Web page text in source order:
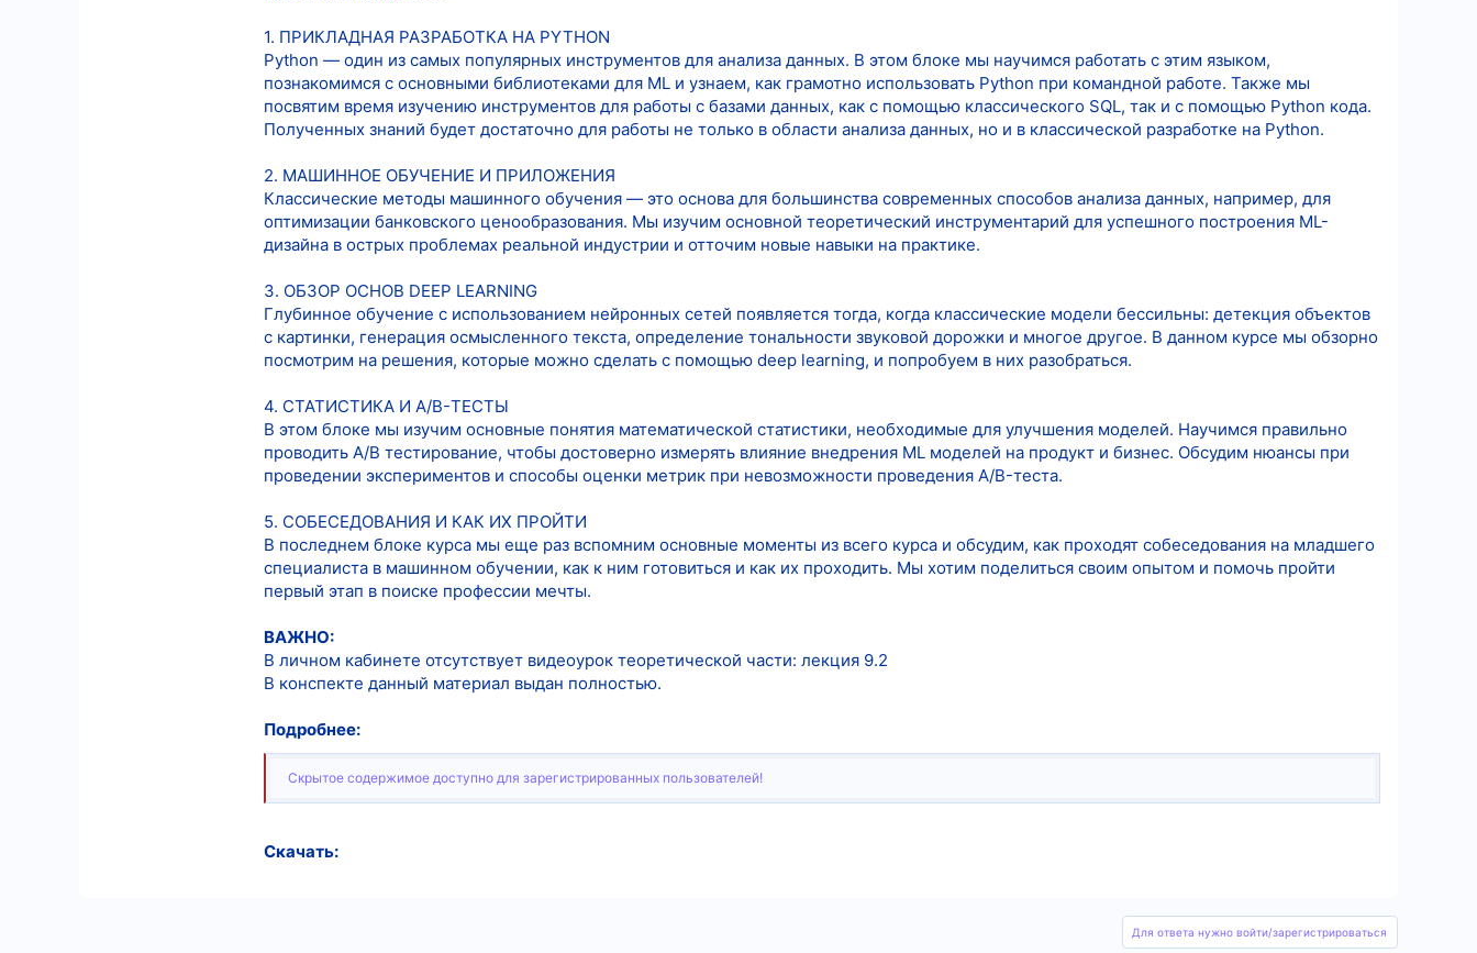
1. ПРИКЛАДНАЯ РАЗРАБОТКА НА PYTHON
Python — один из самых популярных инструментов для анализа данных. В этом блоке мы научимся работать с этим языком,
познакомимся с основными библиотеками для ML и узнаем, как грамотно использовать Python при командной работе. Также мы
посвятим время изучению инструментов для работы с базами данных, как с помощью классического SQL, так и с помощью Python кода.
Полученных знаний будет достаточно для работы не только в области анализа данных, но и в классической разработке на Python.
2. МАШИННОЕ ОБУЧЕНИЕ И ПРИЛОЖЕНИЯ
Классические методы машинного обучения — это основа для большинства современных способов анализа данных, например, для
оптимизации банковского ценообразования. Мы изучим основной теоретический инструментарий для успешного построения ML-
дизайна в острых проблемах реальной индустрии и отточим новые навыки на практике.
3. ОБЗОР ОСНОВ DEEP LEARNING
Глубинное обучение с использованием нейронных сетей появляется тогда, когда классические модели бессильны: детекция объектов
с картинки, генерация осмысленного текста, определение тональности звуковой дорожки и многое другое. В данном курсе мы обзорно
посмотрим на решения, которые можно сделать с помощью deep learning, и попробуем в них разобраться.
4. СТАТИСТИКА И A/B-ТЕСТЫ
В этом блоке мы изучим основные понятия математической статистики, необходимые для улучшения моделей. Научимся правильно
проводить A/B тестирование, чтобы достоверно измерять влияние внедрения ML моделей на продукт и бизнес. Обсудим нюансы при
проведении экспериментов и способы оценки метрик при невозможности проведения A/B-теста.
5. СОБЕСЕДОВАНИЯ И КАК ИХ ПРОЙТИ
В последнем блоке курса мы еще раз вспомним основные моменты из всего курса и обсудим, как проходят собеседования на младшего
специалиста в машинном обучении, как к ним готовиться и как их проходить. Мы хотим поделиться своим опытом и помочь пройти
первый этап в поиске профессии мечты.
ВАЖНО:
В личном кабинете отсутствует видеоурок теоретической части: лекция 9.2
В конспекте данный материал выдан полностью.
Подробнее:
Скрытое содержимое доступно для зарегистрированных пользователей!
Скачать:
Для ответа нужно войти/зарегистрироваться